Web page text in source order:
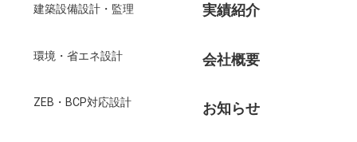
建築設備設計・監理
環境・省エネ設計
ZEB・BCP対応設計
実績紹介
会社概要
お知らせ